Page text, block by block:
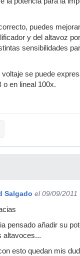
un archivo que me
puede me gustaria que
puedes
y del altavoz
sensibilidades
voltaje se puede
o en lineal 100x.
Salgado el 09/09/2011
pensado añadir su
altavoces...
esto quedan mis